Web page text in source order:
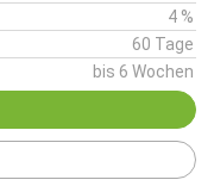
4 %
60 Tage
bis 6 Wochen